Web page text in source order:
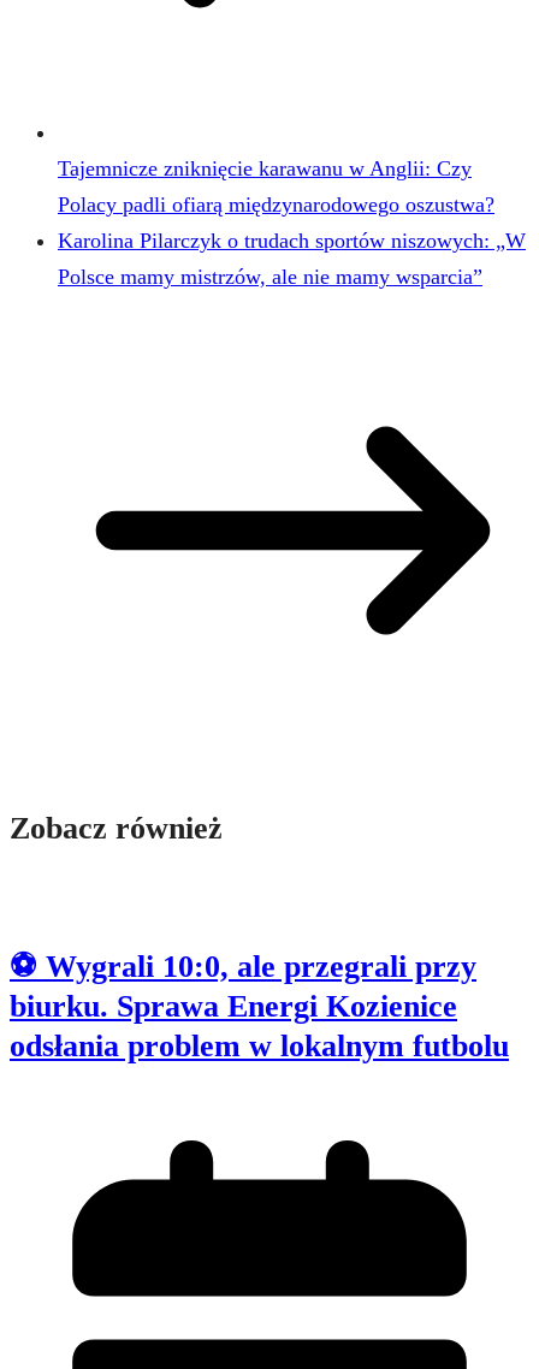
Tajemnicze zniknięcie karawanu w Anglii: Czy
Polacy padli ofiarą międzynarodowego oszustwa?
Karolina Pilarczyk o trudach sportów niszowych: „W
Polsce mamy mistrzów, ale nie mamy wsparcia”
Zobacz również
⚽ Wygrali 10:0, ale przegrali przy
biurku. Sprawa Energi Kozienice
odsłania problem w lokalnym futbolu